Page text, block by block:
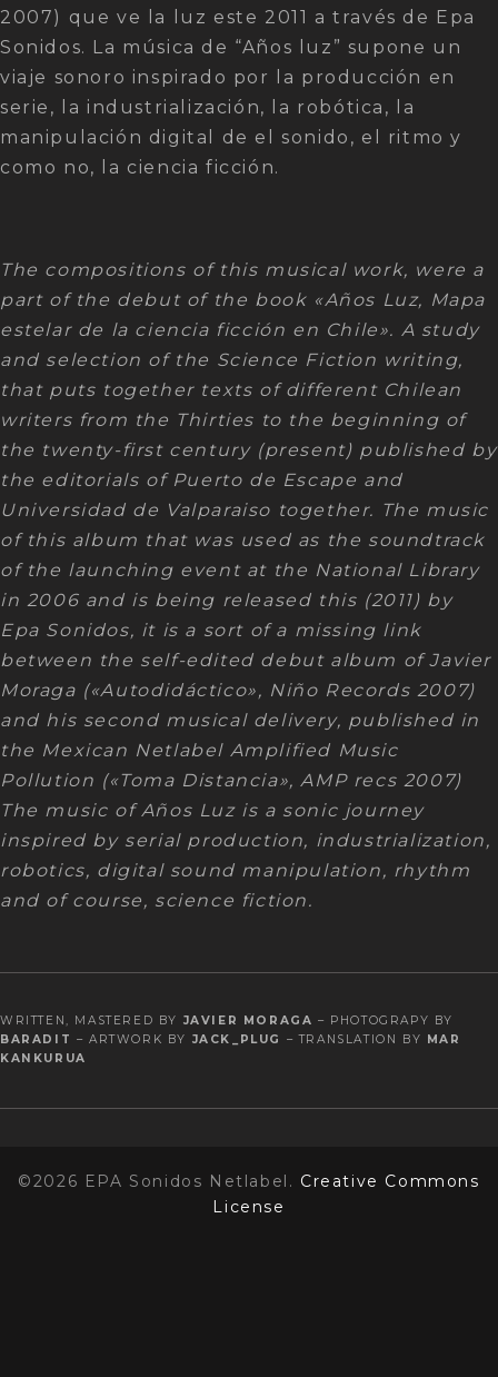
2007) que ve la luz este 2011 a través de Epa
Sonidos. La música de “Años luz” supone un
viaje sonoro inspirado por la producción en
serie, la industrialización, la robótica, la
manipulación digital de el sonido, el ritmo y
como no, la ciencia ficción.
The compositions of this musical work, were a
part of the debut of the book «Años Luz, Mapa
estelar de la ciencia ficción en Chile». A study
and selection of the Science Fiction writing,
that puts together texts of different Chilean
writers from the Thirties to the beginning of
the twenty-first century (present) published by
the editorials of Puerto de Escape and
Universidad de Valparaiso together. The music
of this album that was used as the soundtrack
of the launching event at the National Library
in 2006 and is being released this (2011) by
Epa Sonidos, it is a sort of a missing link
between the self-edited debut album of Javier
Moraga («Autodidáctico», Niño Records 2007)
and his second musical delivery, published in
the Mexican Netlabel Amplified Music
Pollution («Toma Distancia», AMP recs 2007)
The music of Años Luz is a sonic journey
inspired by serial production, industrialization,
robotics, digital sound manipulation, rhythm
and of course, science fiction.
WRITTEN, MASTERED BY JAVIER MORAGA – PHOTOGRAPY BY
BARADIT – ARTWORK BY JACK_PLUG – TRANSLATION BY
MAR
KANKURUA
©2026 EPA Sonidos Netlabel. Creative Commons
License